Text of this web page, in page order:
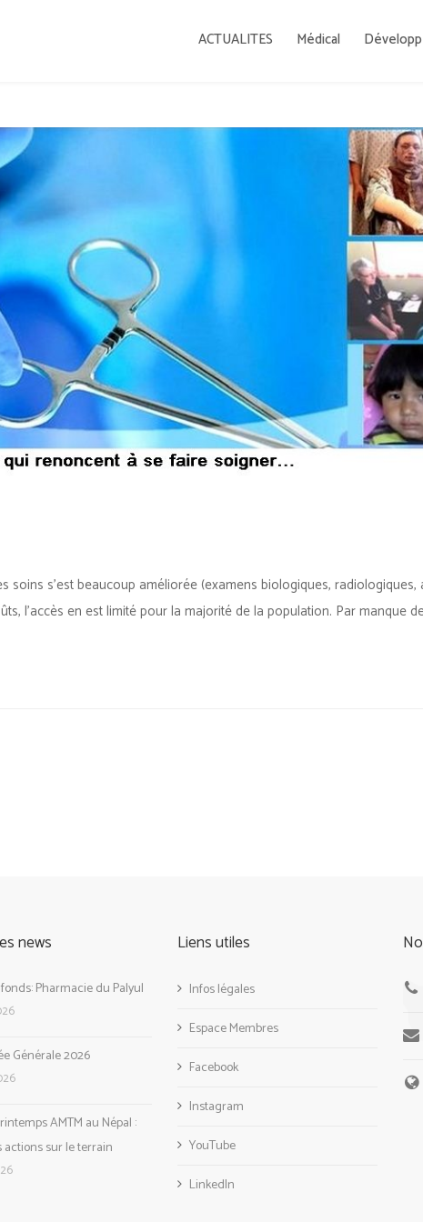
ACTUALITES Médical
soins s’est beaucoup améliorée (examens biologiques, radiologiques,
l’accès en est limité pour la majorité de la population. Par manque
news
Pharmacie du Palyul
Générale 2026
AMTM au Népal :
actions sur le terrain
Liens utiles
Infos légales
Espace Membres
Facebook
Instagram
YouTube
LinkedIn